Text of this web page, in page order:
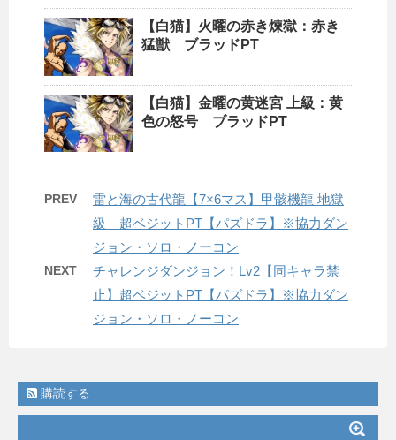
【白猫】火曜の赤き煉獄：赤き
猛獣 ブラッドPT
【白猫】金曜の黄迷宮 上級：黄
色の怒号 ブラッドPT
PREV
雷と海の古代龍【7×6マス】甲骸機龍 地獄
級 超ベジットPT【パズドラ】※協力ダン
ジョン・ソロ・ノーコン
NEXT
チャレンジダンジョン！Lv2【同キャラ禁
止】超ベジットPT【パズドラ】※協力ダン
ジョン・ソロ・ノーコン
購読する